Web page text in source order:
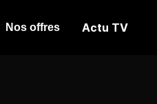
Nos offres Actu TV